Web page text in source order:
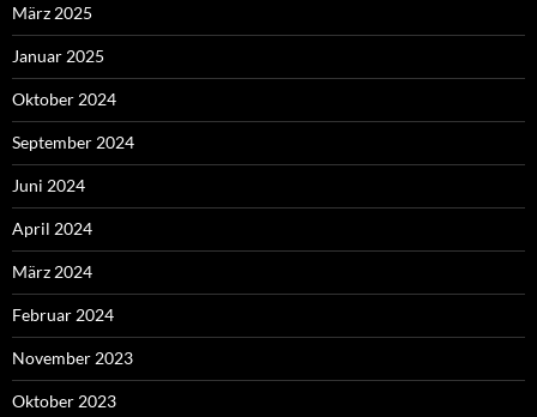
März 2025
Januar 2025
Oktober 2024
September 2024
Juni 2024
April 2024
März 2024
Februar 2024
November 2023
Oktober 2023